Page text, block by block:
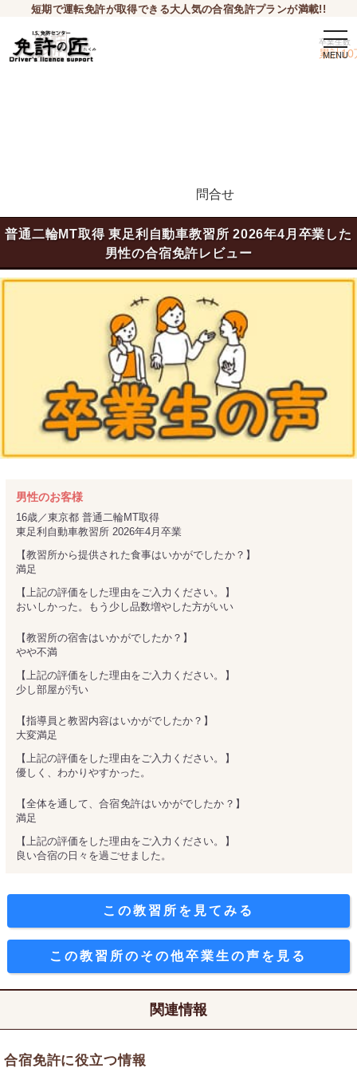
短期で運転免許が取得できる大人気の合宿免許プランが満載!!
卒業生数
累計10
問合せ
普通二輪MT取得 東足利自動車教習所 2026年4月卒業した
男性の合宿免許レビュー
男性のお客様
16歳／東京都 普通二輪MT取得
東足利自動車教習所 2026年4月卒業
【教習所から提供された食事はいかがでしたか？】
満足
【上記の評価をした理由をご入力ください。】
おいしかった。もう少し品数増やした方がいい
【教習所の宿舎はいかがでしたか？】
やや不満
【上記の評価をした理由をご入力ください。】
少し部屋が汚い
【指導員と教習内容はいかがでしたか？】
大変満足
【上記の評価をした理由をご入力ください。】
優しく、わかりやすかった。
【全体を通して、合宿免許はいかがでしたか？】
満足
【上記の評価をした理由をご入力ください。】
良い合宿の日々を過ごせました。
この教習所を見てみる
この教習所のその他卒業生の声を見る
関連情報
合宿免許に役立つ情報